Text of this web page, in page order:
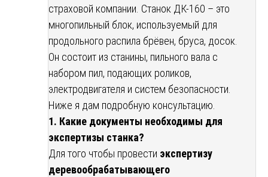
страховой компании. Станок ДК-160 – это
многопильный блок, используемый для
продольного распила брёвен, бруса, досок.
Он состоит из станины, пильного вала с
набором пил, подающих роликов,
электродвигателя и систем безопасности.
Ниже я дам подробную консультацию.
1. Какие документы необходимы для
экспертизы станка?
Для того чтобы провести экспертизу
деревообрабатывающего